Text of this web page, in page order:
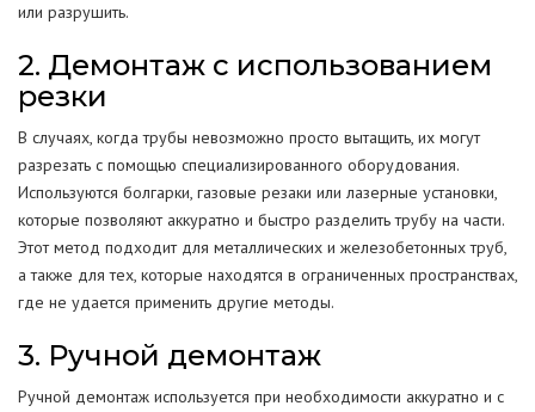
или разрушить.
2. Демонтаж с использованием
резки
В случаях, когда трубы невозможно просто вытащить, их могут
разрезать с помощью специализированного оборудования.
Используются болгарки, газовые резаки или лазерные установки,
которые позволяют аккуратно и быстро разделить трубу на части.
Этот метод подходит для металлических и железобетонных труб,
а также для тех, которые находятся в ограниченных пространствах,
где не удается применить другие методы.
3. Ручной демонтаж
Ручной демонтаж используется при необходимости аккуратно и с